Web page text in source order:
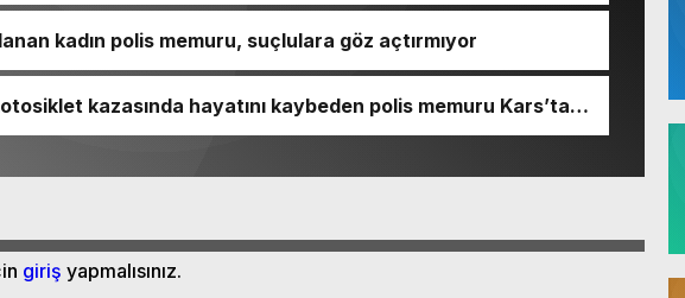
kadın polis memuru, suçlulara göz açtırmıyor
kazasında hayatını kaybeden polis memuru Kars’ta
giriş yapmalısınız.